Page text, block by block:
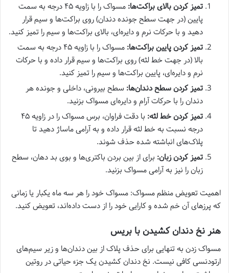
تمیز کردن بالای براکت‌ها:
مسواک را با زاویه ۴۵ درجه به سمت
پایین (در جهت سطح جونده دندان) روی براکت‌ها و سیم قرار
دهید و با حرکات نرم و دایره‌ای، بالای براکت‌ها و سیم را تمیز کنید.
تمیز کردن پایین براکت‌ها:
مسواک را با زاویه ۴۵ درجه به سمت
بالا (در جهت خط لثه) روی براکت‌ها و سیم قرار داده و با حرکات
نرم و دایره‌ای، پایین براکت‌ها و سیم را تمیز کنید.
تمیز کردن سطح دندان‌ها: سطح بیرونی، داخلی و جونده هر
دندان را با حرکات آرام و دایره‌ای مسواک بزنید.
تمیز کردن خط لثه:
با دقت فراوان، برس مسواک را در زاویه ۴۵
درجه نسبت به خط لثه قرار داده و به آرامی ماساژ دهید تا
پلاک‌های انباشته شده حذف شوند.
تمیز کردن زبان: برای از بین بردن باکتری‌ها و بوی بد دهان، سطح
زبان را نیز به آرامی مسواک بزنید.
اهمیت تعویض منظم مسواک: مسواک خود را هر سه ماه یکبار یا زمانی
که پرزهای آن خم شده و کارایی خود را از دست داده‌اند، تعویض کنید.
هنر نخ دندان کشیدن با بریس
مسواک زدن به تنهایی برای حذف پلاک از بین دندان‌ها و زیر سیم‌های
ارتودنسی کافی نیست. نخ دندان کشیدن یک جزء حیاتی در روتین